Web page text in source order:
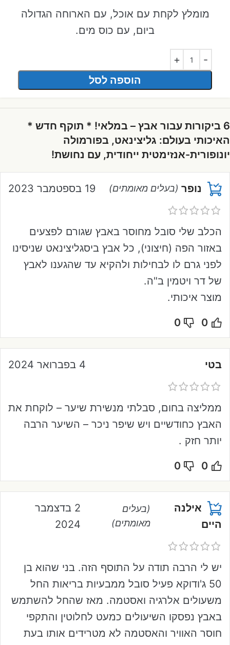
מומלץ לקחת עם אוכל, עם הארוחה הגדולה
ביום, עם כוס מים.
הוספה לסל
6 ביקורות עבור
אבץ – במלאי! * תוקף חדש *
האיכותי בעולם: גליצינאט, בפורמולה
יונופורית-אנזימטית ייחודית, עם נחושת!
נופר (בעלים מאומתים) 19 בספטמבר 2023
הכלב שלי סובל מחוסר באבץ שגורם לפצעים
באזור הפה (חיצוני), כל אבץ ביסגליצינאט שניסינו
לפני גרם לו לבחילות ולהקיא עד שהגענו לאבץ
של דר ויטמין ב"ה.
מוצר איכותי.
0
0
בטי 4 בפברואר 2024
ממליצה בחום, סבלתי מנשירת שיער – לוקחת את
האבץ כחודשיים ויש שיפר ניכר – השיער הרבה
יותר חזק .
0
0
אילנה
היים
(בעלים
מאומתים)
2 בדצמבר
2024
יש לי הרבה תודה על התוסף הזה. בני שהוא בן
50 ג'ודוקא פעיל סובל ממבעיות בריאות החל
משעולים אלרגיה ואסטמה. מאז שהחל להשתמש
באבץ נפסקו השיעולים כמעט לחלוטין והתקפי
חוסר האוויר והאסטמה לא מטרידים אותו בעת